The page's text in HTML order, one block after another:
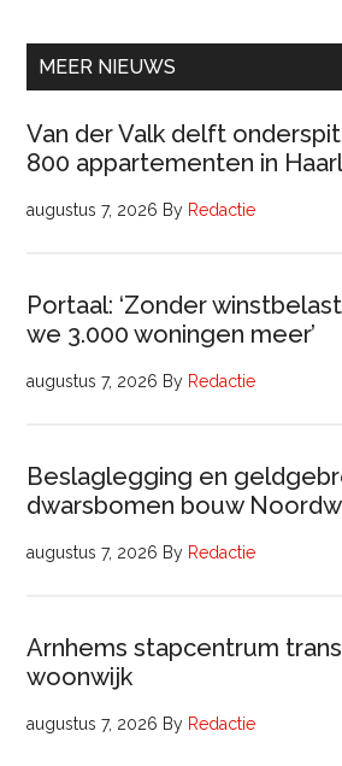
uur)
MEER NIEUWS
Van der Valk delft
800 appartementen in
augustus 7, 2026 By Redactie
Portaal: ‘Zonder
we 3.000 woningen meer’
augustus 7, 2026 By Redactie
Beslaglegging en
dwarsbomen bouw
augustus 7, 2026 By Redactie
Arnhems stapcentrum
woonwijk
augustus 7, 2026 By Redactie